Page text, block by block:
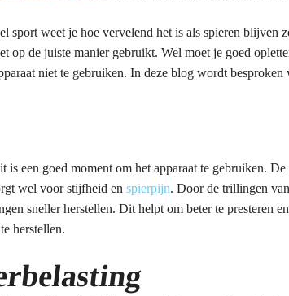
weet je hoe vervelend het is als spieren blijven
op de juiste manier gebruikt. Wel moet je goed
niet te gebruiken. In deze blog wordt
een goed moment om het apparaat te gebruiken.
wel voor stijfheid en spierpijn. Door de trillingen
sneller herstellen. Dit helpt om beter te presteren
herstellen.